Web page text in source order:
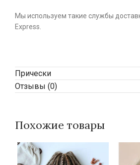
Мы используем такие службы
Express.
Прически
Отзывы (0)
Похожие товары